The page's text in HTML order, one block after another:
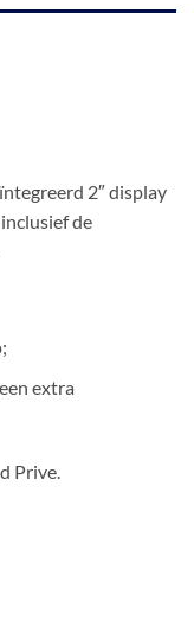
2″ display
de
extra
Prive.